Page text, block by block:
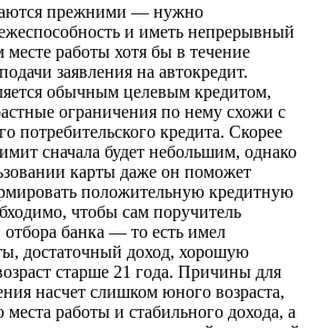
прежними — нужно
и иметь непрерывный
работы хотя бы в течение
заявления на автокредит.
обычным целевым кредитом,
ограничения по нему схожи с
потребительского кредита. Скорее
сначала будет небольшим, однако
карты даже он поможет
положительную кредитную
чтобы сам поручитель
банка — то есть имел
достаточный доход, хорошую
старше 21 года. Причины для
насчет слишком юного возраста,
места работы и стабильного дохода, а